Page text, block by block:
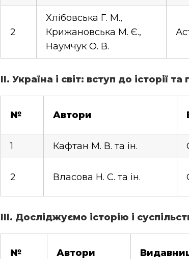
2
Хлібовська Г. М.,
Крижановська М. Є.,
Наумчук О. В.
ІІ. Україна і світ: вступ до історії
№ Автори
1 Кафтан М. В. та ін.
2 Власова Н. С. та ін.
ІІІ. Досліджуємо історію і
№ Автори